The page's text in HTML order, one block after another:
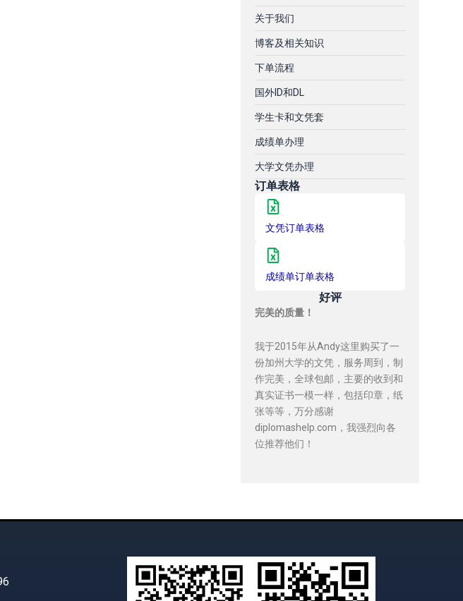
关于我们
博客及相关知识
下单流程
国外ID和DL
学生卡和文凭套
成绩单办理
大学文凭办理
订单表格
文凭订单表格
成绩单订单表格
好评
完美的质量！
我于2015年从Andy这里购买了一
份加州大学的文凭，服务周到，制
作完美，全球包邮，主要的收到和
真实证书一模一样，包括印章，纸
张等等，万分感谢
diplomashelp.com，我强烈向各
位推荐他们！